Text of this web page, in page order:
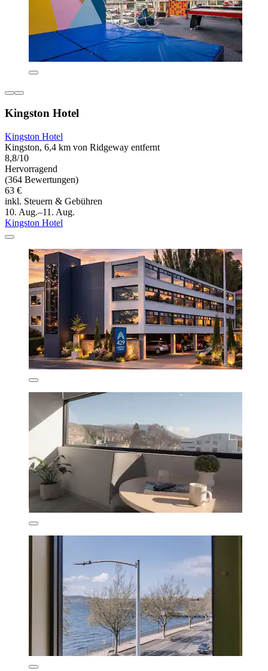
Kingston Hotel
Kingston Hotel
Kingston, 6,4 km von Ridgeway entfernt
8,8/10
Hervorragend
(364 Bewertungen)
63 €
inkl. Steuern & Gebühren
10. Aug.–11. Aug.
Kingston Hotel